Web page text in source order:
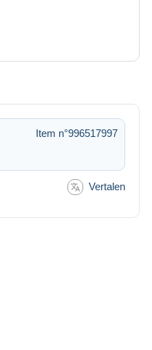
Item n°996517997
Vertalen